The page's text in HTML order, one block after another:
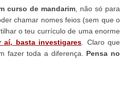
curso de mandarim , não só para
chamar nomes feios (sem que o
o teu currículo de uma enorme
basta investigares . Claro que
fazer toda a diferença. Pensa no